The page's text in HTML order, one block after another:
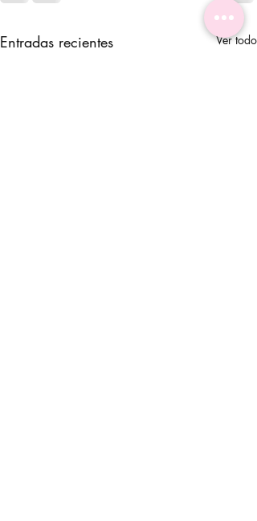
Entradas recientes Ver todo